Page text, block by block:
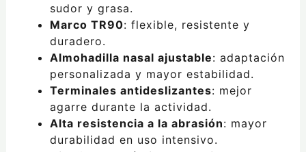
sudor y grasa.
Marco TR90: flexible, resistente y
duradero.
Almohadilla nasal ajustable: adaptación
personalizada y mayor estabilidad.
Terminales antideslizantes: mejor
agarre durante la actividad.
Alta resistencia a la abrasión: mayor
durabilidad en uso intensivo.